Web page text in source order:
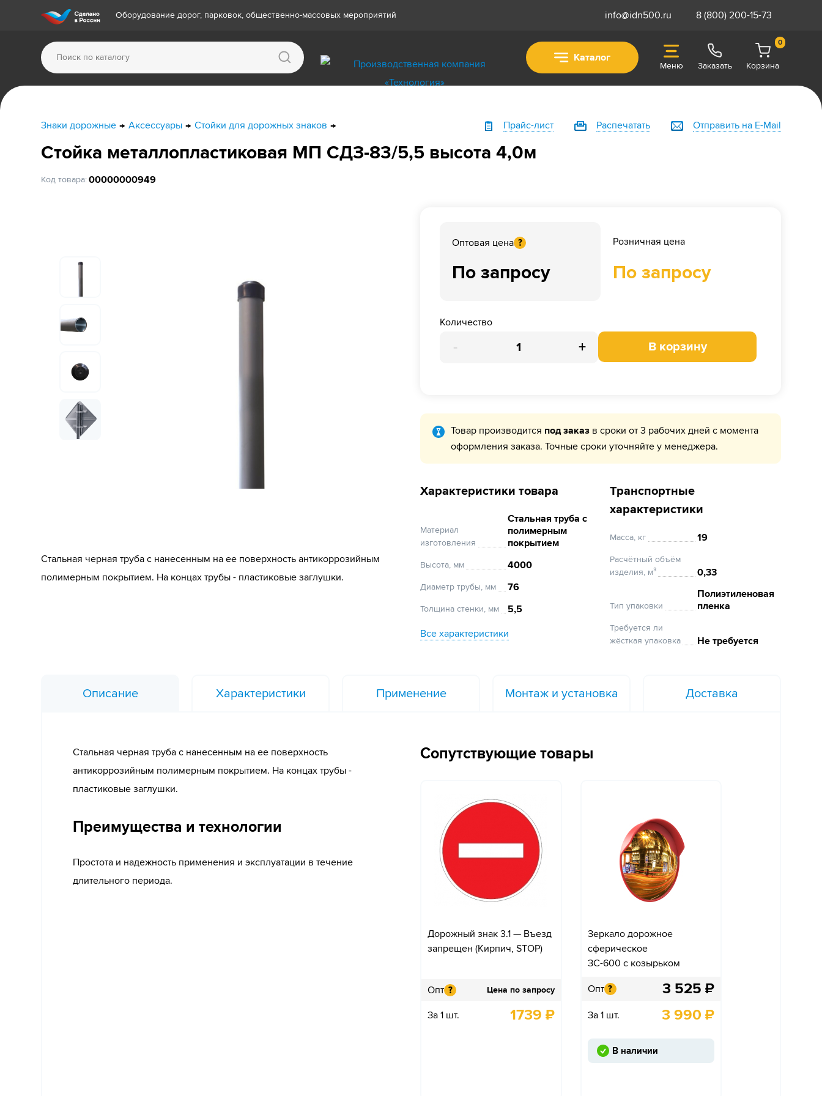
Оборудование дорог, парковок, общественно-массовых мероприятий info@idn500.ru 8 (800) 200-15-73
Каталог
Меню Заказать
0
Корзина
Знаки дорожные Аксессуары Стойки для дорожных знаков Прайс-лист Распечатать Отправить на E-Mail
Стойка металлопластиковая МП СДЗ-83/5,5 высота 4,0м
Код товара: 00000000949
Стальная черная труба с нанесенным на ее поверхность антикоррозийным
полимерным покрытием. На концах трубы - пластиковые заглушки.
Оптовая цена ?
По запросу
Розничная цена
По запросу
Количество
- + В корзину
Товар производится под заказ в сроки от 3 рабочих дней с момента
оформления заказа. Точные сроки уточняйте у менеджера.
Характеристики товара
Материал
изготовления
Стальная труба с
полимерным
покрытием
Высота, мм 4000
Диаметр трубы, мм 76
Толщина стенки, мм
5,5
Все характеристики
Транспортные
характеристики
Масса, кг 19
Расчётный объём
изделия, м³
0,33
Тип упаковки
Полиэтиленовая
пленка
Требуется ли
жёсткая упаковка
Не требуется
Описание Характеристики Применение Монтаж и установка Доставка
Стальная черная труба с нанесенным на ее поверхность
антикоррозийным полимерным покрытием. На концах трубы -
пластиковые заглушки.
Преимущества и технологии
Простота и надежность применения и эксплуатации в течение
длительного периода.
Сопутствующие товары
Дорожный знак 3.1 — Въезд
запрещен (Кирпич, STOP)
Опт ? Цена по запросу
За 1 шт. 1739 ₽
Зеркало дорожное
сферическое
ЗС-600 с козырьком
Опт ? 3 525 ₽
За 1 шт. 3 990 ₽
В наличии